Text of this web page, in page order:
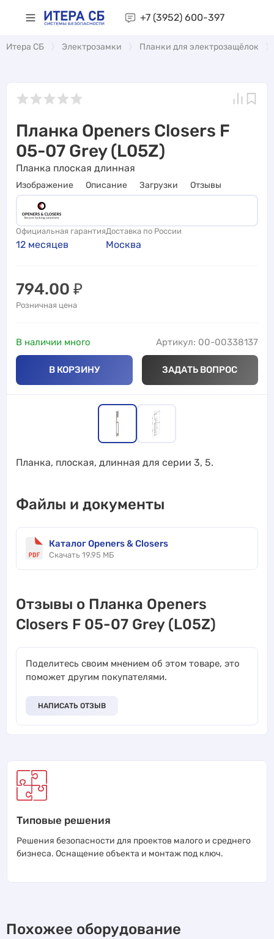
+7 (3952) 600-397
Итера СБ Электрозамки Планки для электрозащёлок
Планка Openers Closers F
05-07 Grey (L05Z)
Планка плоская длинная
Изображение Описание Загрузки Отзывы
Официальная гарантия
12 месяцев
Доставка по России
Москва
794.00 ₽
Розничная цена
В наличии много Артикул: 00-00338137
В КОРЗИНУ ЗАДАТЬ ВОПРОС
Планка, плоская, длинная для серии 3, 5.
Файлы и документы
Каталог Openers & Closers
Скачать 19.95 МБ
Отзывы о Планка Openers
Closers F 05-07 Grey (L05Z)
Поделитесь своим мнением об этом товаре, это
поможет другим покупателями.
НАПИСАТЬ ОТЗЫВ
Типовые решения
Решения безопасности для проектов малого и среднего
бизнеса. Оснащение объекта и монтаж под ключ.
Похожее оборудование